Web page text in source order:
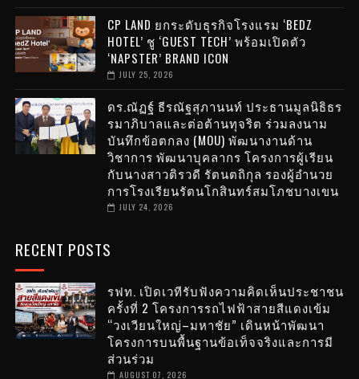
CP LAND ยกระดับธุรกิจโรงแรม ‘BEDZ
HOTEL’ ชู ‘GUEST TECH’ พร้อมเปิดตัว
‘NAPSTER’ BRAND ICON
JULY 25, 2026
ดร.ณัฏฐ์ ธีรณัฐสุภานนท์ ประธานมูลนิธิธร
รมาภิบาลและต่อต้านทุจริต ร่วมลงนาม
บันทึกข้อตกลง (MOU) พัฒนางานด้าน
วิชาการ พัฒนาบุคลากร โครงการผู้เรียน
กับนางสาวติรวดี รัตนตถิกุล รองผู้อำนวย
การโรงเรียนรัตนโกสินทร์สมโภชบางเขน
JULY 24, 2026
RECENT POSTS
รฟท. เปิดเวทีรับฟังความคิดเห็นประชาชน
ครั้งที่ 2 โครงการรถไฟฟ้าสายสีแดงเข้ม
“วงเวียนใหญ่–มหาชัย” เดินหน้าพัฒนา
โครงการบนพื้นฐานข้อเท็จจริงและการมี
ส่วนร่วม
AUGUST 07, 2026